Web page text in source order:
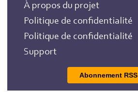
À propos du projet
Politique de confidentialité
Politique de confidentialité
Support
Abonnement RSS